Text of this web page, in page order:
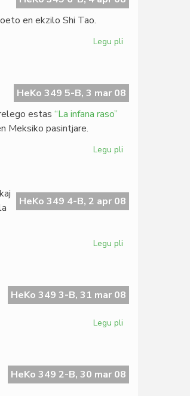
en ekzilo Shi Tao.
Legu pli
en
Ĉinio
HeKo 349 5-B, 3 mar 08
estas “La infana raso”
Meksiko pasintjare.
Legu pli
MEF
HeKo 349 4-B, 2 apr 08
Legu pli
LF-
koop
HeKo 349 3-B, 31 mar 08
Legu pli
Heroldo
HeKo 349 2-B, 30 mar 08